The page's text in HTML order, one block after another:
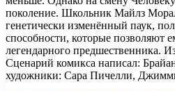
поколение. Школьник Майлз
генетически изменённый паук,
способности, которые позволяют
легендарного предшественника.
Сценарий комикса написал:
художники: Сара Пичелли,